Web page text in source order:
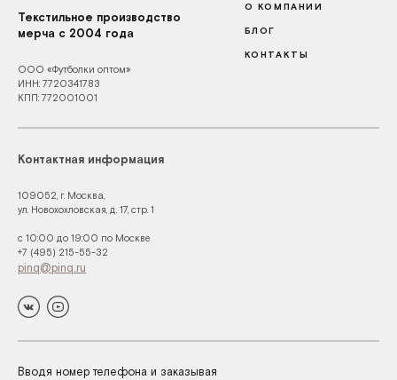
Текстильное производство
мерча с 2004 года
ООО «Футболки оптом»
ИНН: 7720341783
КПП: 772001001
О КОМПАНИИ
БЛОГ
КОНТАКТЫ
Контактная информация
109052, г. Москва,
ул. Новохохловская, д. 17, стр. 1
с 10:00 до 19:00 по Москве
+7 (495) 215-55-32
pinq@pinq.ru
Вводя номер телефона и заказывая